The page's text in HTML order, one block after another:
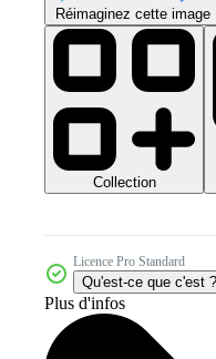
Réimaginez cette image
Collection
Licence Pro Standard
Qu'est-ce que c'est ?
Plus d'infos